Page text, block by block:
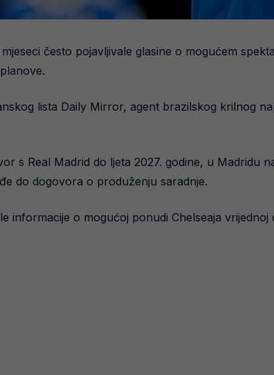
često pojavljivale glasine o mogućem
lista Daily Mirror, agent brazilskog krilnog
s Real Madrid do ljeta 2027. godine, u
do dogovora o produženju saradnje.
informacije o mogućoj ponudi Chelseaja